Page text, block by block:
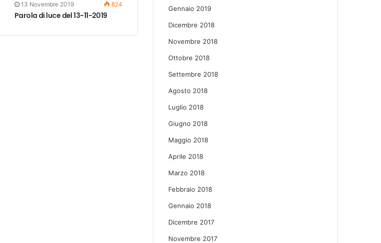
13 Novembre 2019 824
Parola di luce del 13-11-2019
Gennaio 2019
Dicembre 2018
Novembre 2018
Ottobre 2018
Settembre 2018
Agosto 2018
Luglio 2018
Giugno 2018
Maggio 2018
Aprile 2018
Marzo 2018
Febbraio 2018
Gennaio 2018
Dicembre 2017
Novembre 2017